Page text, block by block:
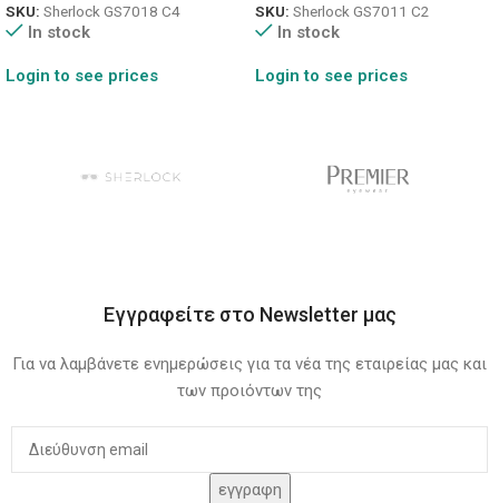
SKU: Sherlock GS7018 C4
In stock
Login to see prices
SKU: Sherlock GS7011 C2
In stock
Login to see prices
Εγγραφείτε στο Newsletter μας
Για να λαμβάνετε ενημερώσεις για τα νέα της εταιρείας μας και
των προιόντων της